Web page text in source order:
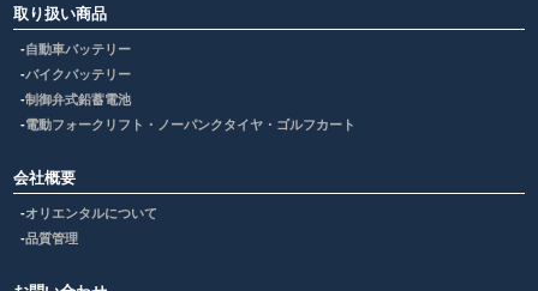
取り扱い商品
自動車バッテリー
バイクバッテリー
制御弁式鉛蓄電池
電動フォークリフト・ノーパンクタイヤ・ゴルフカート
会社概要
オリエンタルについて
品質管理